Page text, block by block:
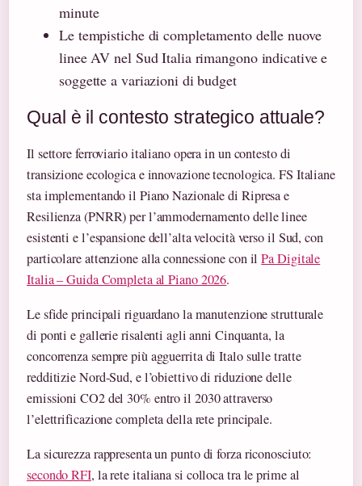
minute
Le tempistiche di completamento delle nuove
linee AV nel Sud Italia rimangono indicative e
soggette a variazioni di budget
Qual è il contesto strategico attuale?
Il settore ferroviario italiano opera in un contesto di
transizione ecologica e innovazione tecnologica. FS Italiane
sta implementando il Piano Nazionale di Ripresa e
Resilienza (PNRR) per l’ammodernamento delle linee
esistenti e l’espansione dell’alta velocità verso il Sud, con
particolare attenzione alla connessione con ilPa Digitale
Italia – Guida Completa al Piano 2026.
Le sfide principali riguardano la manutenzione strutturale
di ponti e gallerie risalenti agli anni Cinquanta, la
concorrenza sempre più agguerrita di Italo sulle tratte
redditizie Nord-Sud, e l’obiettivo di riduzione delle
emissioni CO2 del 30% entro il 2030 attraverso
l’elettrificazione completa della rete principale.
La sicurezza rappresenta un punto di forza riconosciuto:
secondo RFI, la rete italiana si colloca tra le prime al